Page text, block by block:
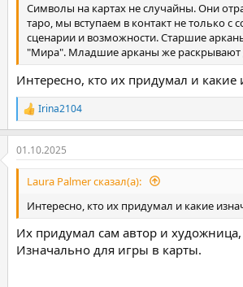
Символы на картах не случайны. Они
таро, мы вступаем в контакт не только
сценарии и возможности. Старшие
"Мира". Младшие арканы же раскрывают
Интересно, кто их придумал и
Р
е
а
к
ц
и
Irina2104
01.10.2025
Laura Palmer сказал(а):
Интересно, кто их придумал и какие
Их придумал сам автор и
Изначально для игры в карты.